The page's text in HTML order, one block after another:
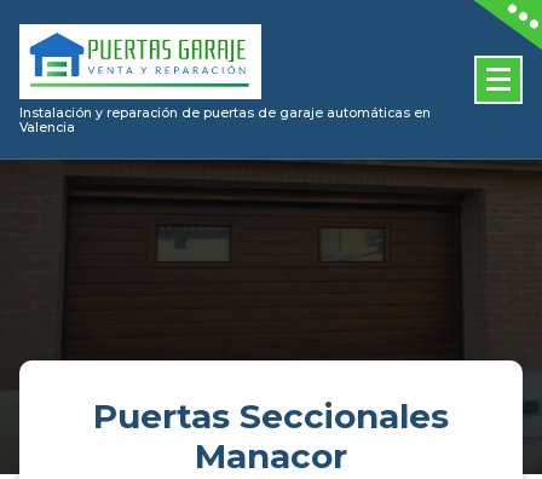
content
Instalación y reparación de puertas de garaje automáticas en
Valencia
Puertas Seccionales
Manacor